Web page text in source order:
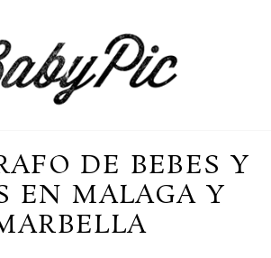
DE BEBES Y
EN MALAGA Y